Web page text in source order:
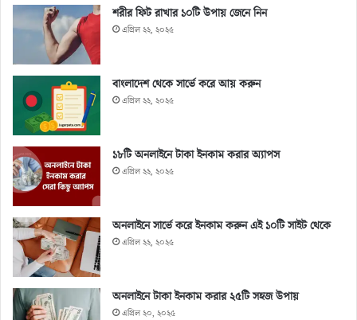
শরীর ফিট রাখার ১০টি উপায় জেনে নিন
এপ্রিল ২২, ২০২৫
বাংলাদেশ থেকে সার্ভে করে আয় করুন
এপ্রিল ২২, ২০২৫
১৮টি অনলাইনে টাকা ইনকাম করার অ্যাপস
এপ্রিল ২২, ২০২৫
অনলাইনে সার্ভে করে ইনকাম করুন এই ১০টি সাইট থেকে
এপ্রিল ২২, ২০২৫
অনলাইনে টাকা ইনকাম করার ২৫টি সহজ উপায়
এপ্রিল ২০, ২০২৫